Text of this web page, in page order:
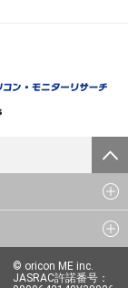
© oricon ME inc.
JASRAC許諾番号：